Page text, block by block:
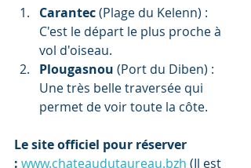
Carantec (Plage du Kelenn) :
C'est le départ le plus proche à
vol d'oiseau.
Plougasnou (Port du Diben) :
Une très belle traversée qui
permet de voir toute la côte.
Le site officiel pour réserver
: www.chateaudutaureau.bzh (Il est